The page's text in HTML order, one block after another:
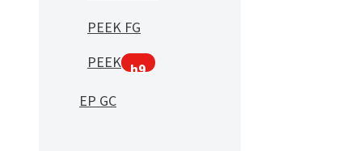
PEEK FG
PEEK h9
EP GC